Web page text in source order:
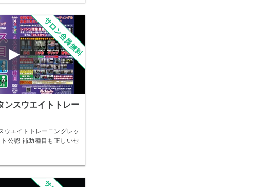
ンスウエイトトレー
ウエイトトレーニングレッ
公認 補助種目も正しいセ